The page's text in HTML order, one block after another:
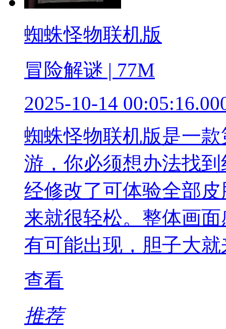
蜘蛛怪物联机版
冒险解谜 | 77M
2025-10-14
蜘蛛怪物联机版是一
游，你必须想办法找
经修改了可体验全部
来就很轻松。整体画
有可能出现，胆子大
查看
推荐